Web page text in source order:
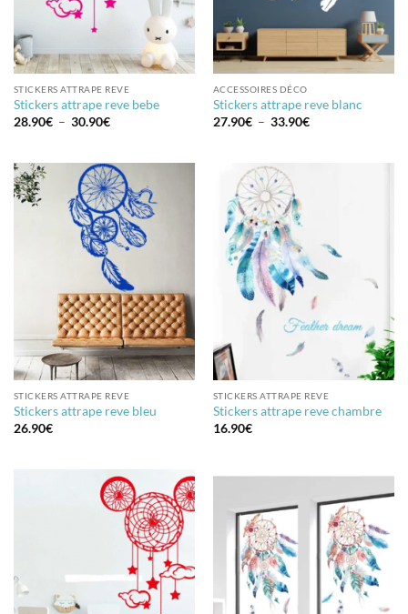
STICKERS ATTRAPE REVE
Stickers attrape reve bebe
28.90€ – 30.90€Plage
à
30.90€
ACCESSOIRES DÉCO
Stickers attrape reve blanc
27.90€ – 33.90€Plage
STICKERS ATTRAPE REVE
Stickers attrape reve bleu
26.90€
STICKERS ATTRAPE REVE
Stickers attrape reve chambre
16.90€